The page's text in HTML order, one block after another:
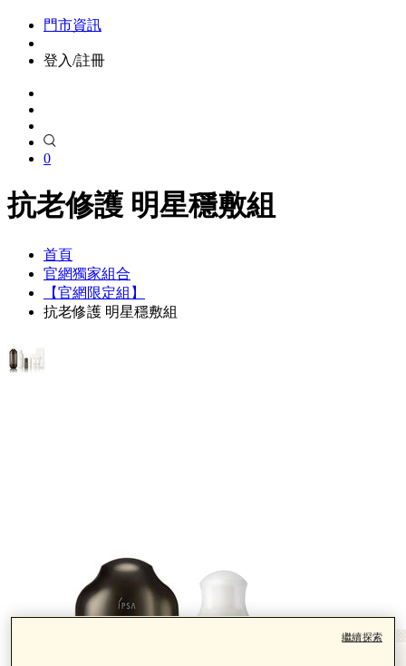
門市資訊
登入/註冊
0
抗老修護 明星穩敷組
首頁
官網獨家組合
【官網限定組】
抗老修護 明星穩敷組
繼續探索